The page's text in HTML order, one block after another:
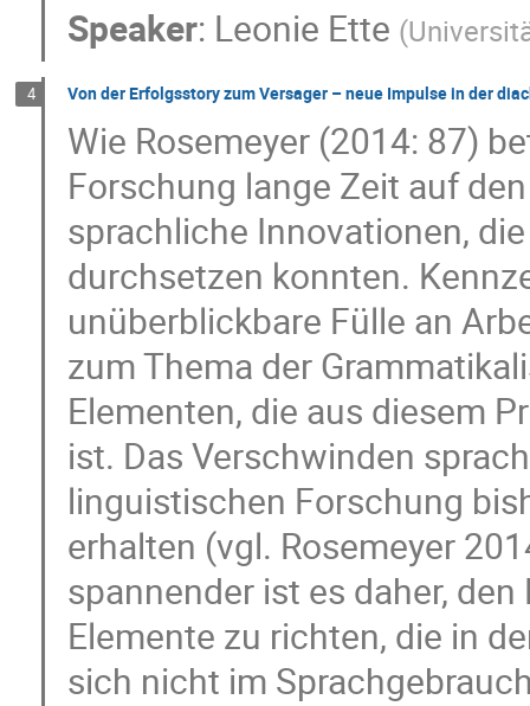
Speaker: Leonie Ette (
4 Von der Erfolgsstory zum Versager – neue Impulse in der
Wie Rosemeyer (2014: 87)
Forschung lange Zeit auf
sprachliche Innovationen,
durchsetzen konnten.
unüberblickbare Fülle an
zum Thema der
Elementen, die aus diesem
ist. Das Verschwinden
linguistischen Forschung
erhalten (vgl. Rosemeyer
spannender ist es daher,
Elemente zu richten, die in
sich nicht im